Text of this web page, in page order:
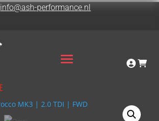
info@ash-performance.nl